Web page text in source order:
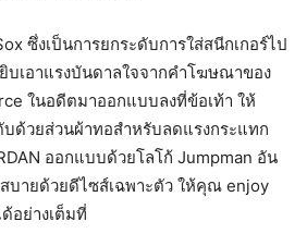
ซึ่งเป็นการยกระดับการใส่สนีกเกอร์ไป
บเอาแรงบันดาลใจจากคำโฆษณาของ
ในอดีตมาออกแบบลงที่ข้อเท้า ให้
ด้วยส่วนผ้าทอสำหรับลดแรงกระแทก
ออกแบบด้วยโลโก้ Jumpman อัน
บายด้วยดีไซส์เฉพาะตัว ให้คุณ enjoy
อย่างเต็มที่